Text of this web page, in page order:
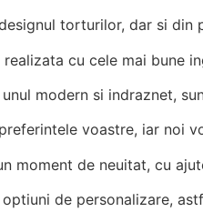
torturilor, dar si
cu cele mai bune
modern si indraznet,
voastre, iar noi
moment de neuitat, cu
de personalizare,